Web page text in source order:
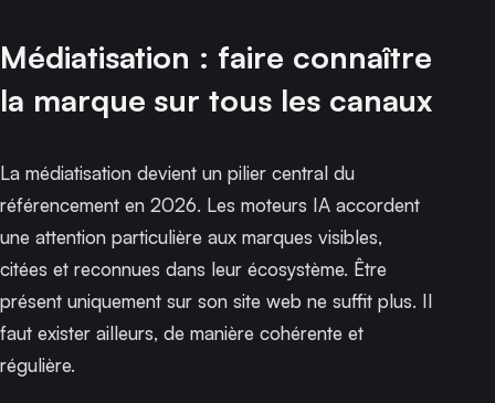
Médiatisation : faire connaître
la marque sur tous les canaux
La médiatisation devient un pilier central du
référencement en 2026. Les moteurs IA accordent
une attention particulière aux marques visibles,
citées et reconnues dans leur écosystème. Être
présent uniquement sur son site web ne suffit plus. Il
faut exister ailleurs, de manière cohérente et
régulière.